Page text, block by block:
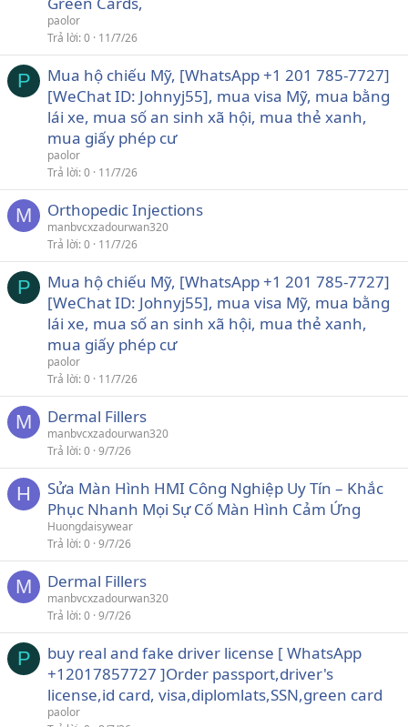
paolor
Trả lời 0 11/7/26
P
Mua hộ chiếu Mỹ, [WhatsApp +1 201 785-7727]
[WeChat ID: Johnyj55], mua visa Mỹ, mua bằng
lái xe, mua số an sinh xã hội, mua thẻ xanh,
mua giấy phép cư
paolor
Trả lời 0 11/7/26
M Orthopedic Injections
manbvcxzadourwan320
Trả lời 0 11/7/26
P
Mua hộ chiếu Mỹ, [WhatsApp +1 201 785-7727]
[WeChat ID: Johnyj55], mua visa Mỹ, mua bằng
lái xe, mua số an sinh xã hội, mua thẻ xanh,
mua giấy phép cư
paolor
Trả lời 0 11/7/26
M Dermal Fillers
manbvcxzadourwan320
Trả lời 0 9/7/26
H
Sửa Màn Hình HMI Công Nghiệp Uy Tín – Khắc
Phục Nhanh Mọi Sự Cố Màn Hình Cảm Ứng
Huongdaisywear
Trả lời 0 9/7/26
M Dermal Fillers
manbvcxzadourwan320
Trả lời 0 9/7/26
P
buy real and fake driver license [ WhatsApp
+12017857727 ]Order passport,driver's
license,id card, visa,diplomlats,SSN,green card
paolor